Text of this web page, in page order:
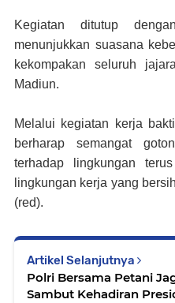
Kegiatan ditutup
menunjukkan suasana
kekompakan seluruh
Madiun.
Melalui kegiatan kerja
berharap semangat
terhadap lingkungan
lingkungan kerja yang
(red).
Artikel Selanjutnya
Polri Bersama Petani
Sambut Kehadiran